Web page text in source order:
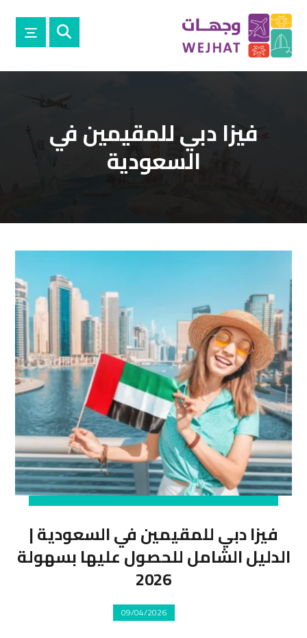
فيزا دبي للمقيمين في
السعودية
فيزا دبي للمقيمين في السعودية |
الدليل الشامل للحصول عليها بسهولة
2026
09/04/2026